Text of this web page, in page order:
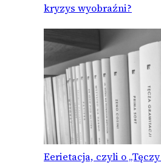
kryzys wyobraźni?
Eerietacja, czyli o